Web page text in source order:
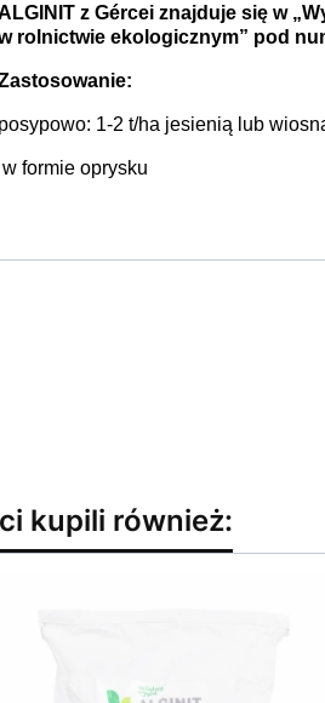
z Gércei znajduje się w
rolnictwie ekologicznym” pod
posypowo: 1-2 t/ha jesienią lub
w formie oprysku
kupili również: